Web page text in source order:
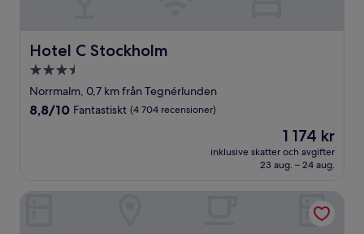
Hotel C Stockholm
Hotel C Stockholm
3.5-
stjärnigt
boende
Norrmalm, 0,7 km från Tegnérlunden
8.8
8,8/10 Fantastiskt (4 704 recensioner)
Priset
är
1 174 kr
1 174 kr
inklusive skatter och avgifter
23 aug. – 24 aug.